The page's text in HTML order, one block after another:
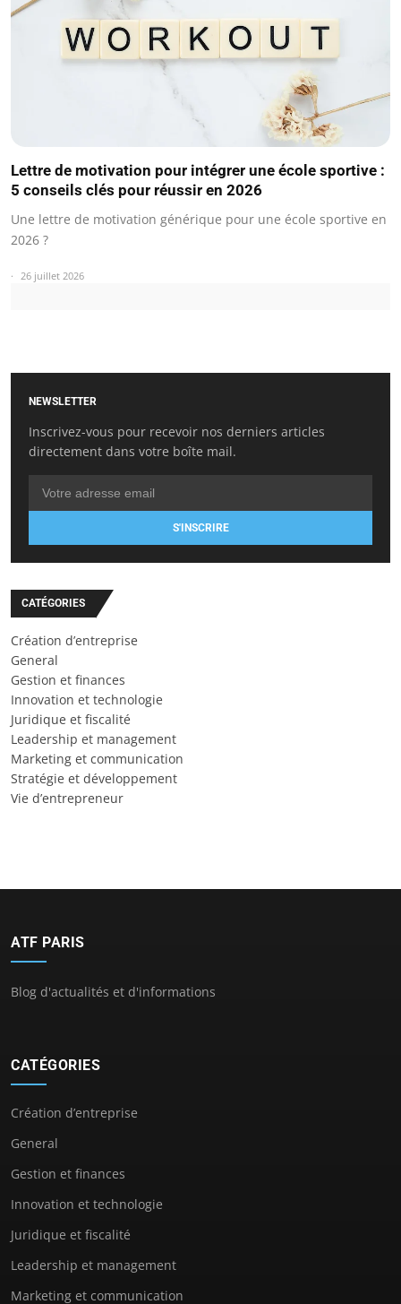
Lettre de motivation pour intégrer une école sportive :
5 conseils clés pour réussir en 2026
Une lettre de motivation générique pour une école sportive en
2026 ?
26 juillet 2026
NEWSLETTER
Inscrivez-vous pour recevoir nos derniers articles
directement dans votre boîte mail.
S'INSCRIRE
CATÉGORIES
Création d’entreprise
General
Gestion et finances
Innovation et technologie
Juridique et fiscalité
Leadership et management
Marketing et communication
Stratégie et développement
Vie d’entrepreneur
ATF PARIS
Blog d'actualités et d'informations
CATÉGORIES
Création d’entreprise
General
Gestion et finances
Innovation et technologie
Juridique et fiscalité
Leadership et management
Marketing et communication